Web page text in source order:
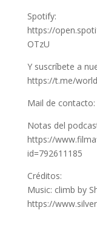
Spotify:
https://
OTzU
Y suscríbete a
https://t.me/
Mail de
Notas del
https://
id=792611185
Créditos:
Music: climb by
https://